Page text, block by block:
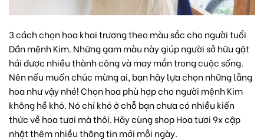
3 cách chọn hoa khai trương theo màu sắc cho người tuổi
Dần mệnh Kim. Những gam màu này giúp người sở hữu gặt
hái được nhiều thành công và may mắn trong cuộc sống.
Nên nếu muốn chúc mừng ai, bạn hãy lựa chọn những lẵng
hoa như vậy nhé! Chọn hoa phù hợp cho người mệnh Kim
không hề khó. Nó chỉ khó ở chỗ bạn chưa có nhiều kiến
thức về hoa tươi mà thôi. Hãy cùng shop Hoa tươi 9x cập
nhật thêm nhiều thông tin mới mỗi ngày.